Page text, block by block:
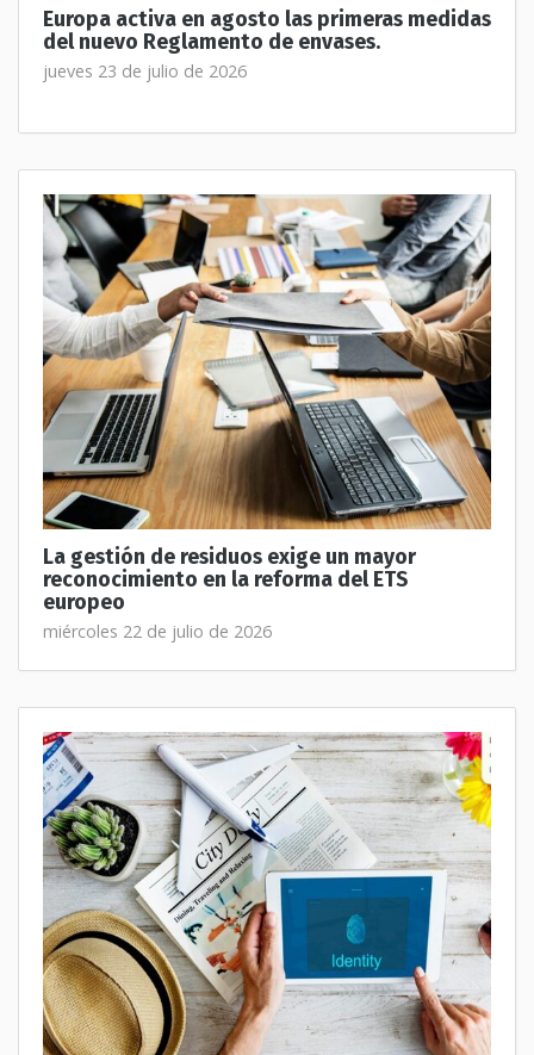
Europa activa en agosto las primeras medidas
del nuevo Reglamento de envases.
jueves 23 de julio de 2026
La gestión de residuos exige un mayor
reconocimiento en la reforma del ETS
europeo
miércoles 22 de julio de 2026